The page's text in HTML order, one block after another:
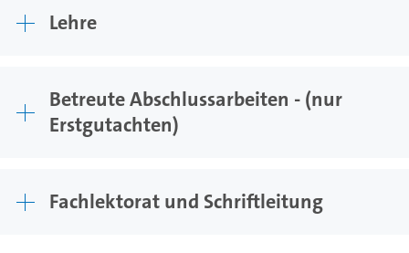
Lehre
Betreute Abschlussarbeiten - (nur
Erstgutachten)
Fachlektorat und Schriftleitung